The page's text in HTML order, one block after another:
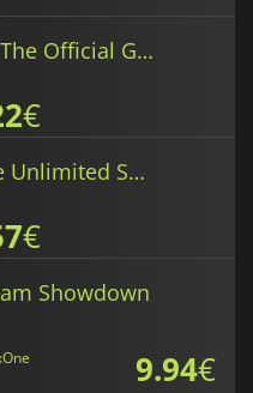
MXGP 24 The Official Game
€
Test Drive Unlimited Solar Crown
€
Showdown
9.94€